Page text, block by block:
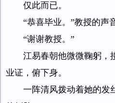
仅此而已。
“恭喜毕业。”教授的声
“谢谢教授。”
江易春朝他微微鞠躬，
业证，俯下身。
一阵清风拨动着她的发